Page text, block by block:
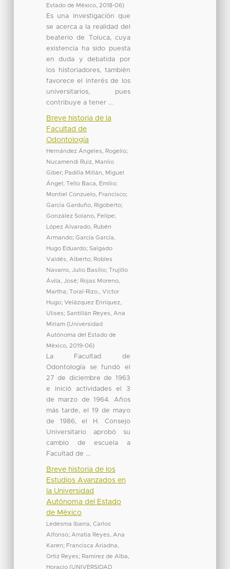
Estado de México, 2018-06)
Es una investigación que
se acerca a la realidad del
beaterio de Toluca, cuya
existencia ha sido puesta
en duda y debatida por
los historiadores, también
favorece el interés de los
universitarios, pues
contribuye a tener ...
Breve historia de la
Facultad de
Odontología
Hernández Ángeles, Rogelio;
Nucamendi Ruiz, Manlio
Giber; Padilla Millán, Miguel
Ángel ; Tello Baca, Emilio;
Montiel Conzuelo, Francisco;
García Garduño, Rigoberto;
González Solano, Felipe;
López Alvarado, Rubén
Armando; García García,
Hugo Eduardo; Salgado
Valdés, Alberto; Robles
Navarro, Julio Basilio; Trujillo
Ávila, José; Rojas Moreno,
Martha; Toral-Rizo., Víctor
Hugo; Velázquez Enríquez,
Ulises; Santillán Reyes, Ana
Miriam (Universidad
Autónoma del Estado de
México, 2019-06)
La Facultad de
Odontología se fundó el
27 de diciembre de 1963
e inició actividades el 3
de marzo de 1964. Años
más tarde, el 19 de mayo
de 1986, el H. Consejo
Universitario aprobó su
cambio de escuela a
Facultad de ...
Breve historia de los
Estudios Avanzados en
la Universidad
Autónoma del Estado
de México
Ledesma Ibarra, Carlos
Alfonso; Arratia Reyes, Ana
Karen; Francisca Ariadna,
Ortiz Reyes; Ramírez de Alba,
Horacio (UNIVERSIDAD